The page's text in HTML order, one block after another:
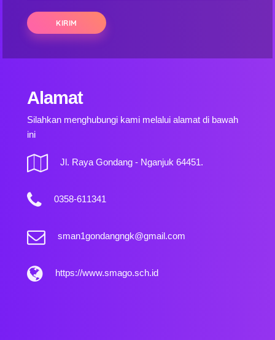
Alamat
Silahkan menghubungi kami melalui alamat di bawah
ini
Jl. Raya Gondang - Nganjuk 64451.
0358-611341
sman1gondangngk@gmail.com
https://www.smago.sch.id